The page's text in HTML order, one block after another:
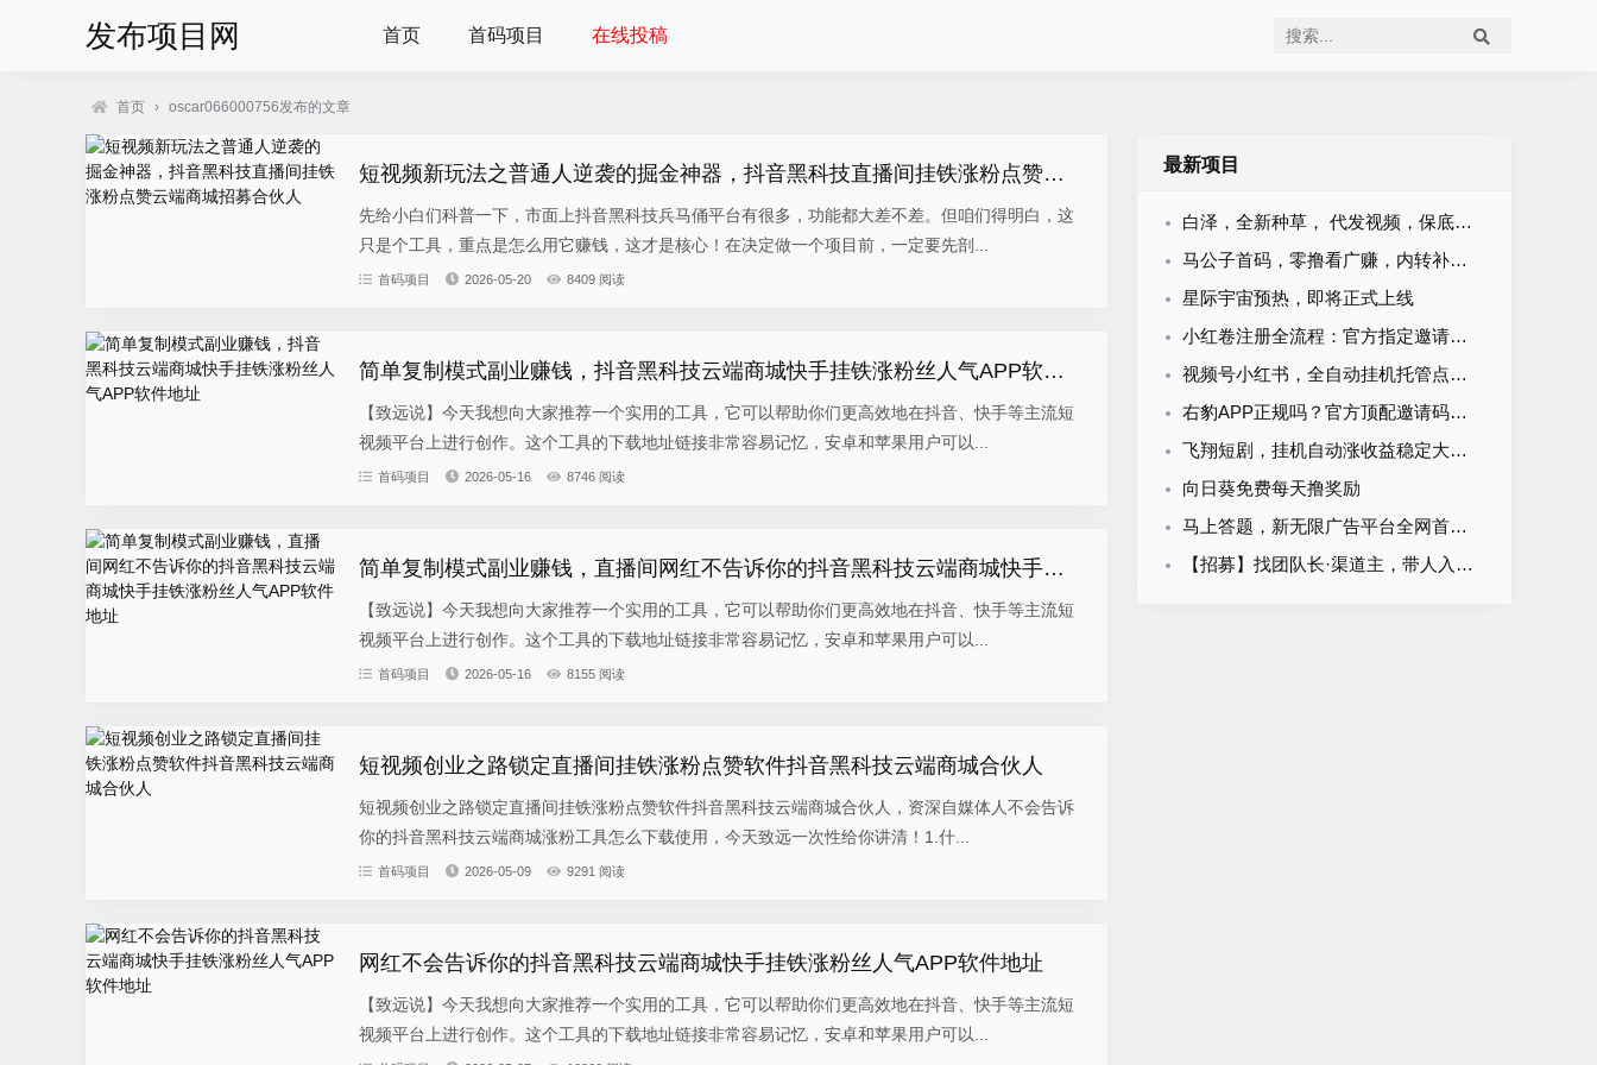
发布项目网 首页 首码项目 在线投稿
首页 › oscar066000756发布的文章
短视频新玩法之普通人逆袭的掘金神器，抖音黑科技直播间挂铁涨粉点赞云端商城招募合伙人
先给小白们科普一下，市面上抖音黑科技兵马俑平台有很多，功能都大差不差。但咱们得明白，这
只是个工具，重点是怎么用它赚钱，这才是核心！在决定做一个项目前，一定要先剖...
首码项目 2026-05-20 8409 阅读
简单复制模式副业赚钱，抖音黑科技云端商城快手挂铁涨粉丝人气APP软件地址
【致远说】今天我想向大家推荐一个实用的工具，它可以帮助你们更高效地在抖音、快手等主流短
视频平台上进行创作。这个工具的下载地址链接非常容易记忆，安卓和苹果用户可以...
首码项目 2026-05-16 8746 阅读
简单复制模式副业赚钱，直播间网红不告诉你的抖音黑科技云端商城快手挂铁涨粉丝人气APP软件地址
【致远说】今天我想向大家推荐一个实用的工具，它可以帮助你们更高效地在抖音、快手等主流短
视频平台上进行创作。这个工具的下载地址链接非常容易记忆，安卓和苹果用户可以...
首码项目 2026-05-16 8155 阅读
短视频创业之路锁定直播间挂铁涨粉点赞软件抖音黑科技云端商城合伙人
短视频创业之路锁定直播间挂铁涨粉点赞软件抖音黑科技云端商城合伙人，资深自媒体人不会告诉
你的抖音黑科技云端商城涨粉工具怎么下载使用，今天致远一次性给你讲清！1.什...
首码项目 2026-05-09 9291 阅读
网红不会告诉你的抖音黑科技云端商城快手挂铁涨粉丝人气APP软件地址
【致远说】今天我想向大家推荐一个实用的工具，它可以帮助你们更高效地在抖音、快手等主流短
视频平台上进行创作。这个工具的下载地址链接非常容易记忆，安卓和苹果用户可以...
最新项目
白泽，全新种草， 代发视频，保底收益，新品上线，当天收益几十米
马公子首码，零撸看广赚，内转补贴秒到
星际宇宙预热，即将正式上线
小红卷注册全流程：官方指定邀请码，现在加入即可申请开通顶级代理V5权限
视频号小红书，全自动挂机托管点赞关注任务
右豹APP正规吗？官方顶配邀请码是多少？短剧小说漫剧网盘推广副业怎么做
飞翔短剧，挂机自动涨收益稳定大平台
向日葵免费每天撸奖励
马上答题，新无限广告平台全网首发，官方一手直招顶级代理，待遇拉满
【招募】找团队长·渠道主，带人入伙拿分润